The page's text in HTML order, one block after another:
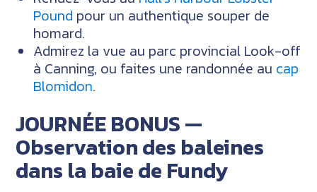
Pound pour un authentique souper de
homard.
Admirez la vue au parc provincial Look-off
à Canning, ou faites une randonnée au cap
Blomidon.
JOURNÉE BONUS —
Observation des baleines
dans la baie de Fundy